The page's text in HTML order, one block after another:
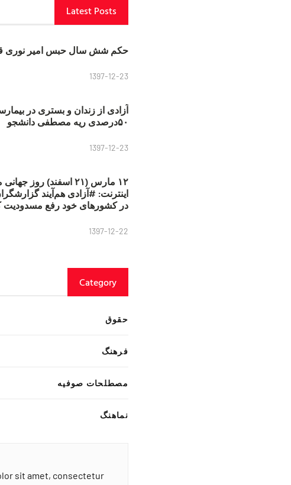
Latest Posts
حکم شش سال حبس امیر نوری
1397-12-23
آزادی از زندان و بستری در
۵۰درصدی ریه مصطفی دانشجو
1397-12-23
۱۲ مارس (۲۱ اسفند) روز
در کشورهای خود رفع مسدودیت
1397-12-22
Category
حقوق
فرهنگ
مصطلحات صوفیه
نماهنگ
sit amet, consectetur